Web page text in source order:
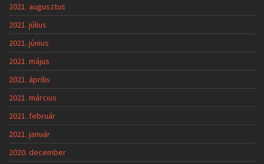
2021. augusztus
2021. július
2021. június
2021. május
2021. április
2021. március
2021. február
2021. január
2020. december